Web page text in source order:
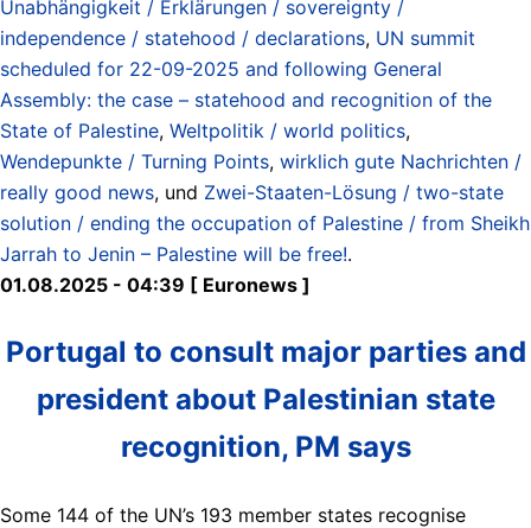
Unabhängigkeit / Erklärungen / sovereignty /
independence / statehood / declarations, UN summit
scheduled for 22-09-2025 and following General
Assembly: the case – statehood and recognition of the
State of Palestine, Weltpolitik / world politics,
Wendepunkte / Turning Points, wirklich gute Nachrichten /
really good news, und Zwei-Staaten-Lösung / two-state
solution / ending the occupation of Palestine / from Sheikh
Jarrah to Jenin – Palestine will be free!.
01.08.2025 - 04:39 [ Euronews ]
Portugal to consult major parties and
president about Palestinian state
recognition, PM says
Some 144 of the UN’s 193 member states recognise